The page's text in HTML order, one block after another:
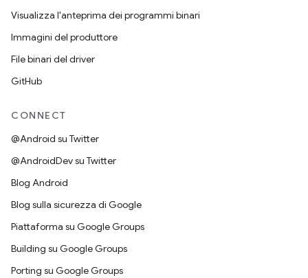
Visualizza l'anteprima dei programmi binari
Immagini del produttore
File binari del driver
GitHub
CONNECT
@Android su Twitter
@AndroidDev su Twitter
Blog Android
Blog sulla sicurezza di Google
Piattaforma su Google Groups
Building su Google Groups
Porting su Google Groups